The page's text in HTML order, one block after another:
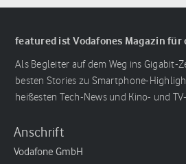
featured ist Vodafones Magazin
Als Begleiter auf dem Weg ins Gigabit-
besten Stories zu Smartphone-
heißesten Tech-News und Kino- und
Anschrift
Vodafone GmbH